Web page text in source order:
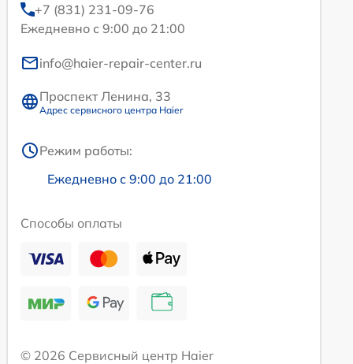
+7 (831) 231-09-76
Ежедневно с 9:00 до 21:00
info@haier-repair-center.ru
Проспект Ленина, 33
Адрес сервисного центра Haier
Режим работы:
Ежедневно с 9:00 до 21:00
Способы оплаты
© 2026 Сервисный центр Haier